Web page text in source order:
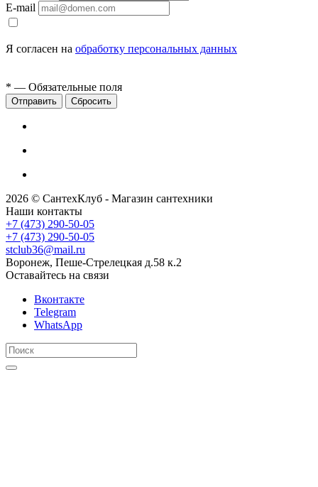
E-mail
Я согласен на обработку персональных данных
* — Обязательные поля
Сбросить
2026 © СантехКлуб - Магазин сантехники
Наши контакты
+7 (473) 290-50-05
+7 (473) 290-50-05
stclub36@mail.ru
Воронеж, Пеше-Стрелецкая д.58 к.2
Оставайтесь на связи
Вконтакте
Telegram
WhatsApp